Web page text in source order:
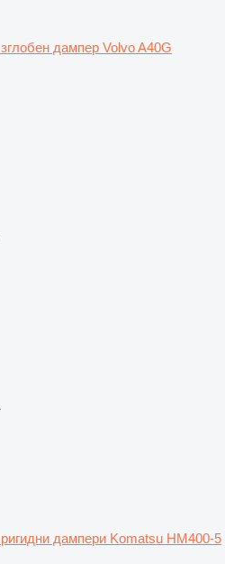
зглобен дампер Volvo A40G
ригидни дампери Komatsu HM400-5